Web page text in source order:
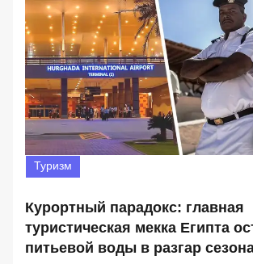
Туризм
Курортный парадокс: главная
туристическая мекка Египта
питьевой воды в разгар